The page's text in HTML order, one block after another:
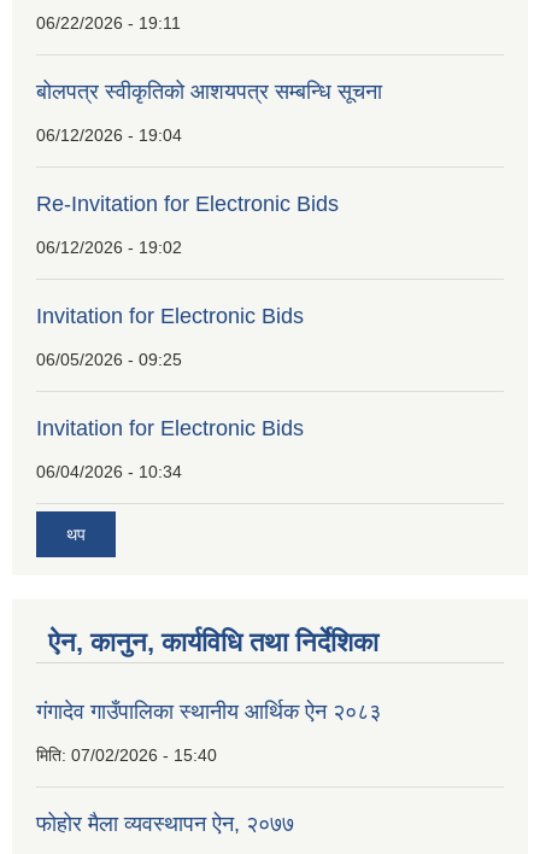
06/22/2026 - 19:11
बोलपत्र स्वीकृतिको आशयपत्र सम्बन्धि सूचना
06/12/2026 - 19:04
Re-Invitation for Electronic Bids
06/12/2026 - 19:02
Invitation for Electronic Bids
06/05/2026 - 09:25
Invitation for Electronic Bids
06/04/2026 - 10:34
थप
ऐन, कानुन, कार्यविधि तथा निर्देशिका
गंगादेव गाउँपालिका स्थानीय आर्थिक ऐन २०८३
मिति: 07/02/2026 - 15:40
फोहोर मैला व्यवस्थापन ऐन, २०७७